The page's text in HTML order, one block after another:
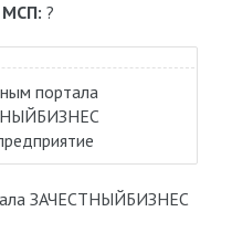
МСП: ?
портала
ЗАЧЕСТНЫЙБИЗНЕС